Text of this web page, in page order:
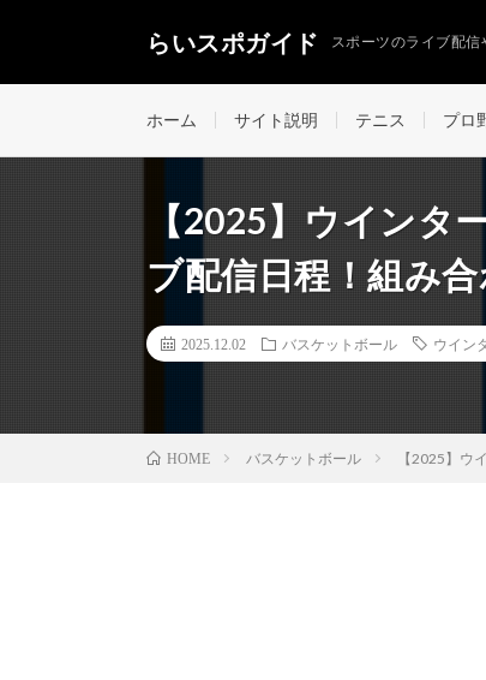
らいスポガイド スポーツのライブ配信
ホーム サイト説明 テニス プロ
【2025】ウインタ
ブ配信日程！組み
2025.12.02 バスケットボール ウイン
HOME バスケットボール 【2025】ウ